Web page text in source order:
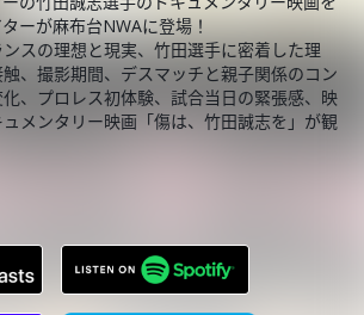
ーが麻布台NWAに登場！
スの理想と現実、竹田選手に密着した理
、撮影期間、デスマッチと親子関係のコン
、プロレス初体験、試合当日の緊張感、映
メンタリー映画「傷は、竹田誠志を」が観